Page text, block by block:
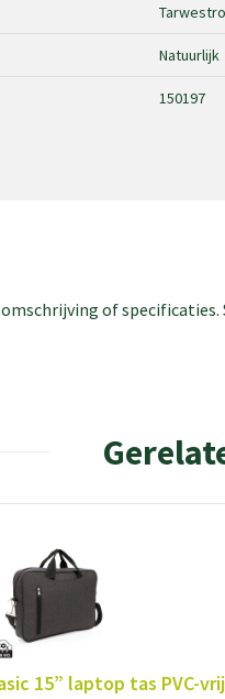
Natuurlijk
150197
of
15” laptop tas PVC-vrij